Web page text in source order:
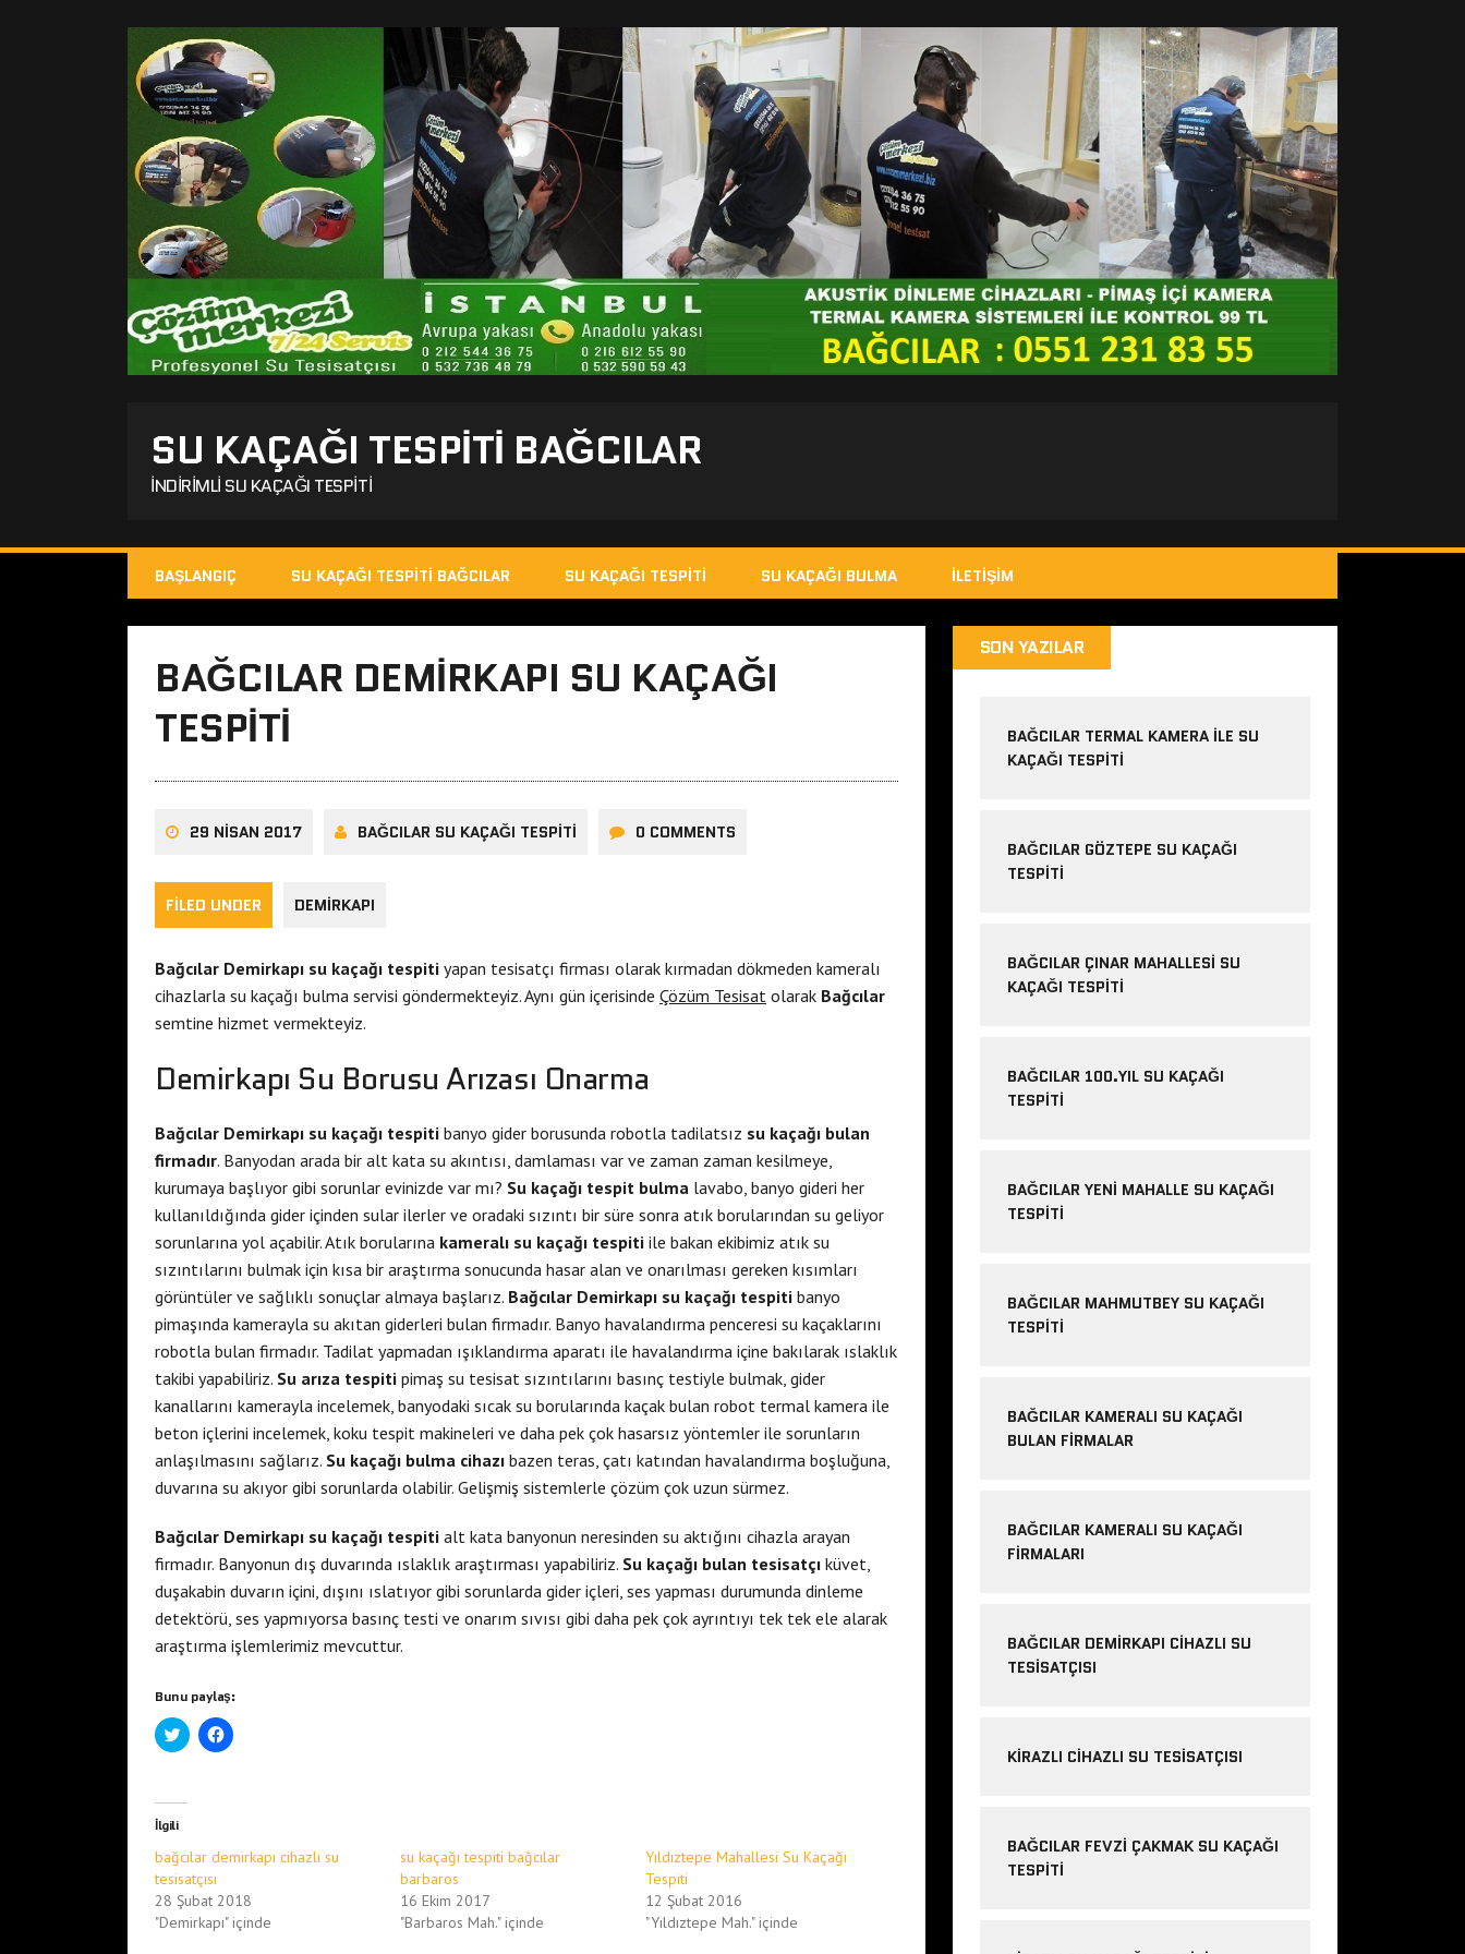
SU KAÇAĞI TESPITI BAĞCILAR
İNDIRIMLI SU KAÇAĞI TESPITI
BAŞLANGIÇ SU KAÇAĞI TESPITI BAĞCILAR SU KAÇAĞI TESPITI SU KAÇAĞI BULMA İLETIŞIM
BAĞCILAR DEMIRKAPI SU KAÇAĞI
TESPITI
29 NISAN 2017 BAĞCILAR SU KAÇAĞI TESPITI 0 COMMENTS
FILED UNDER DEMIRKAPI
Bağcılar Demirkapı su kaçağı tespiti yapan tesisatçı firması olarak kırmadan dökmeden kameralı
cihazlarla su kaçağı bulma servisi göndermekteyiz. Aynı gün içerisinde Çözüm Tesisat olarak Bağcılar
semtine hizmet vermekteyiz.
Demirkapı Su Borusu Arızası Onarma
Bağcılar Demirkapı su kaçağı tespiti banyo gider borusunda robotla tadilatsız su kaçağı bulan
firmadır. Banyodan arada bir alt kata su akıntısı, damlaması var ve zaman zaman kesilmeye,
kurumaya başlıyor gibi sorunlar evinizde var mı? Su kaçağı tespit bulma lavabo, banyo gideri her
kullanıldığında gider içinden sular ilerler ve oradaki sızıntı bir süre sonra atık borularından su geliyor
sorunlarına yol açabilir. Atık borularına kameralı su kaçağı tespiti ile bakan ekibimiz atık su
sızıntılarını bulmak için kısa bir araştırma sonucunda hasar alan ve onarılması gereken kısımları
görüntüler ve sağlıklı sonuçlar almaya başlarız. Bağcılar Demirkapı su kaçağı tespiti banyo
pimaşında kamerayla su akıtan giderleri bulan firmadır. Banyo havalandırma penceresi su kaçaklarını
robotla bulan firmadır. Tadilat yapmadan ışıklandırma aparatı ile havalandırma içine bakılarak ıslaklık
takibi yapabiliriz. Su arıza tespiti pimaş su tesisat sızıntılarını basınç testiyle bulmak, gider
kanallarını kamerayla incelemek, banyodaki sıcak su borularında kaçak bulan robot termal kamera ile
beton içlerini incelemek, koku tespit makineleri ve daha pek çok hasarsız yöntemler ile sorunların
anlaşılmasını sağlarız. Su kaçağı bulma cihazı bazen teras, çatı katından havalandırma boşluğuna,
duvarına su akıyor gibi sorunlarda olabilir. Gelişmiş sistemlerle çözüm çok uzun sürmez.
Bağcılar Demirkapı su kaçağı tespiti alt kata banyonun neresinden su aktığını cihazla arayan
firmadır. Banyonun dış duvarında ıslaklık araştırması yapabiliriz. Su kaçağı bulan tesisatçı küvet,
duşakabin duvarın içini, dışını ıslatıyor gibi sorunlarda gider içleri, ses yapması durumunda dinleme
detektörü, ses yapmıyorsa basınç testi ve onarım sıvısı gibi daha pek çok ayrıntıyı tek tek ele alarak
araştırma işlemlerimiz mevcuttur.
Bunu paylaş:
T
w
e
e
r
i
n
d
e
F
a
t
a
y
İlgili
bağcılar demirkapı cihazlı su
tesisatçısı
28 Şubat 2018
"Demirkapı" içinde
su kaçağı tespiti bağcılar
barbaros
16 Ekim 2017
"Barbaros Mah." içinde
Yıldıztepe Mahallesi Su Kaçağı
Tespiti
12 Şubat 2016
"Yıldıztepe Mah." içinde
SON YAZILAR
BAĞCILAR TERMAL KAMERA ILE SU
KAÇAĞI TESPITI
BAĞCILAR GÖZTEPE SU KAÇAĞI
TESPITI
BAĞCILAR ÇINAR MAHALLESI SU
KAÇAĞI TESPITI
BAĞCILAR 100.YIL SU KAÇAĞI
TESPITI
BAĞCILAR YENI MAHALLE SU KAÇAĞI
TESPITI
BAĞCILAR MAHMUTBEY SU KAÇAĞI
TESPITI
BAĞCILAR KAMERALI SU KAÇAĞI
BULAN FIRMALAR
BAĞCILAR KAMERALI SU KAÇAĞI
FIRMALARI
BAĞCILAR DEMIRKAPI CIHAZLI SU
TESISATÇISI
KIRAZLI CIHAZLI SU TESISATÇISI
BAĞCILAR FEVZI ÇAKMAK SU KAÇAĞI
TESPITI